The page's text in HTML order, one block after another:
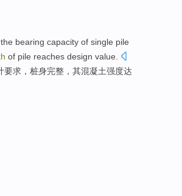
the bearing capacity of single pile
of pile reaches design value.
要求 ，桩身完整 ，其混凝土强度达